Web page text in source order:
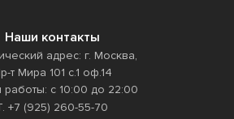
Наши контакты
адрес: г. Москва,
т Мира 101 с.1 оф.14
работы: с 10:00 до 22:00
+7 (925) 260-55-70